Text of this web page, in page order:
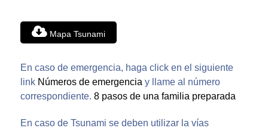
Mapa Tsunami
En caso de emergencia, haga click en el siguiente
link Números de emergencia y llame al número
correspondiente. 8 pasos de una familia preparada
En caso de Tsunami se deben utilizar la vías